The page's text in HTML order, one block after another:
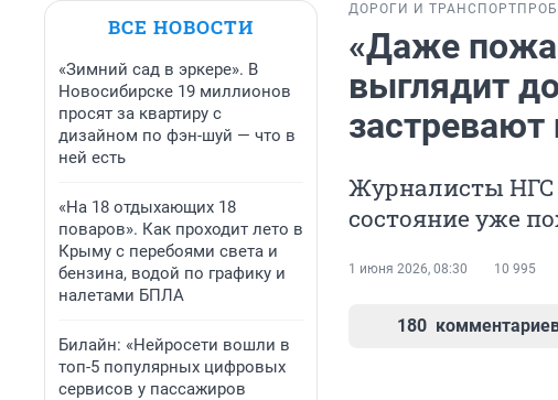
ВСЕ НОВОСТИ
«Зимний сад в эркере». В
Новосибирске 19 миллионов
просят за квартиру с
дизайном по фэн-шуй — что в
ней есть
«На 18 отдыхающих 18
поваров». Как проходит лето в
Крыму с перебоями света и
бензина, водой по графику и
налетами БПЛА
Билайн: «Нейросети вошли в
топ-5 популярных цифровых
сервисов у пассажиров
ДОРОГИ И ТРАНСПОРТ
«Даже
выглядит
Журналисты НГС
состояние уже
1 июня 2026, 08:30 10 995
180